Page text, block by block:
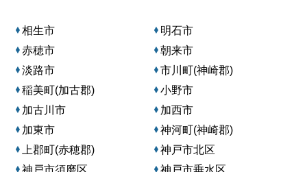
相生市
明石市
赤穂市
朝来市
淡路市
市川町(神崎郡)
稲美町(加古郡)
小野市
加古川市
加西市
加東市
神河町(神崎郡)
上郡町(赤穂郡)
神戸市北区